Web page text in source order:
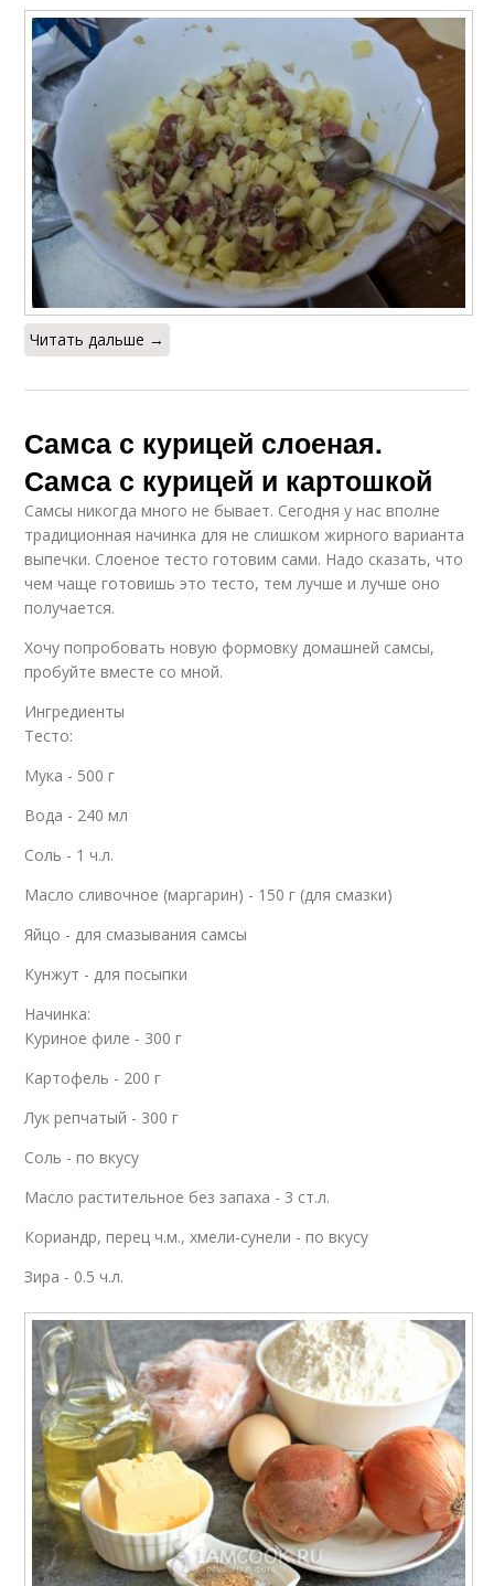
Читать дальше →
Самса с курицей слоеная.
Самса с курицей и картошкой
Самсы никогда много не бывает. Сегодня у нас вполне
традиционная начинка для не слишком жирного варианта
выпечки. Слоеное тесто готовим сами. Надо сказать, что
чем чаще готовишь это тесто, тем лучше и лучше оно
получается.
Хочу попробовать новую формовку домашней самсы,
пробуйте вместе со мной.
Ингредиенты
Тесто:
Мука - 500 г
Вода - 240 мл
Соль - 1 ч.л.
Масло сливочное (маргарин) - 150 г (для смазки)
Яйцо - для смазывания самсы
Кунжут - для посыпки
Начинка:
Куриное филе - 300 г
Картофель - 200 г
Лук репчатый - 300 г
Соль - по вкусу
Масло растительное без запаха - 3 ст.л.
Кориандр, перец ч.м., хмели-сунели - по вкусу
Зира - 0.5 ч.л.